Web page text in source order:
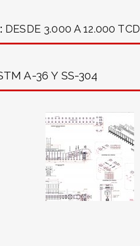
DESDE 3.000 A 12.000 TCD
A-36 Y SS-304